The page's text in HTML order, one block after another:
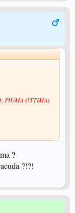
PIUMA OTTIMA)
?
?!?!